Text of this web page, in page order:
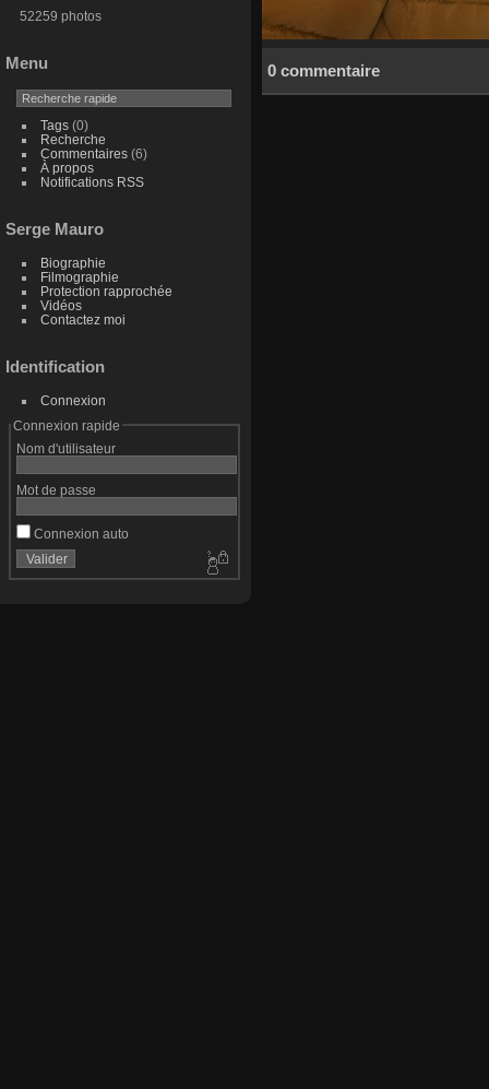
52259 photos
Menu
Tags(0)
Recherche
Commentaires(6)
À propos
Notifications RSS
Serge Mauro
Biographie
Filmographie
Protection rapprochée
Vidéos
Contactez moi
Identification
Connexion
Connexion rapide
Nom d'utilisateur
Mot de passe
Connexion auto
0 commentaire